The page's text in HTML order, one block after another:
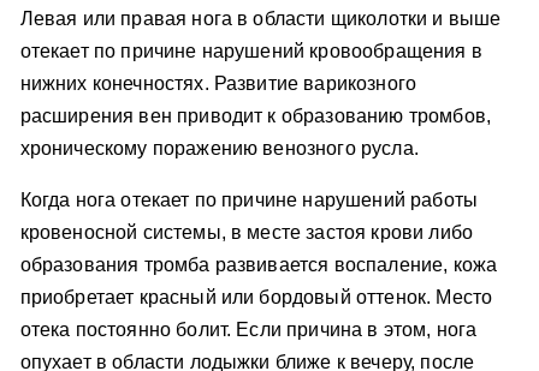
Левая или правая нога в области щиколотки и выше
отекает по причине нарушений кровообращения в
нижних конечностях. Развитие варикозного
расширения вен приводит к образованию тромбов,
хроническому поражению венозного русла.
Когда нога отекает по причине нарушений работы
кровеносной системы, в месте застоя крови либо
образования тромба развивается воспаление, кожа
приобретает красный или бордовый оттенок. Место
отека постоянно болит. Если причина в этом, нога
опухает в области лодыжки ближе к вечеру, после